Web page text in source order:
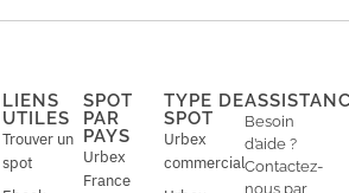
LIENS
UTILES
Trouver un
spot
SPOT
PAR
PAYS
Urbex
France
TYPE DE
SPOT
Urbex
commercial
Besoin
d’aide ?
Contactez-
nous par